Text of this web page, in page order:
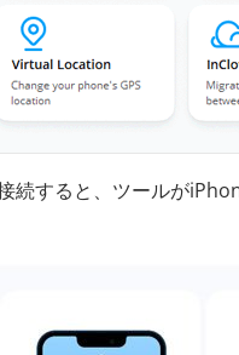
続すると、ツールが